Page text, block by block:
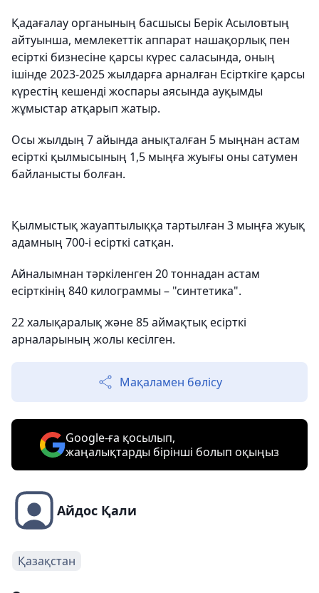
Қадағалау органының басшысы Берік Асыловтың
айтуынша, мемлекеттік аппарат нашақорлық пен
есірткі бизнесіне қарсы күрес саласында, оның
ішінде 2023-2025 жылдарға арналған Есірткіге қарсы
күрестің кешенді жоспары аясында ауқымды
жұмыстар атқарып жатыр.
Осы жылдың 7 айында анықталған 5 мыңнан астам
есірткі қылмысының 1,5 мыңға жуығы оны сатумен
байланысты болған.
Қылмыстық жауаптылыққа тартылған 3 мыңға жуық
адамның 700-і есірткі сатқан.
Айналымнан тәркіленген 20 тоннадан астам
есірткінің 840 килограммы – "синтетика".
22 халықаралық және 85 аймақтық есірткі
арналарының жолы кесілген.
Мақаламен бөлісу
Google-ға қосылып,
жаңалықтарды бірінші болып оқыңыз
Айдос Қали
Қазақстан